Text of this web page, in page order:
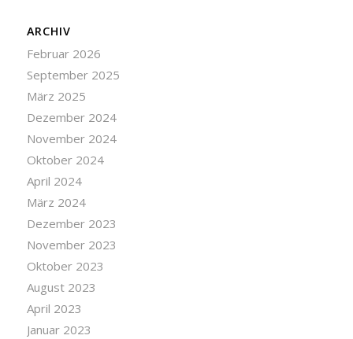
ARCHIV
Februar 2026
September 2025
März 2025
Dezember 2024
November 2024
Oktober 2024
April 2024
März 2024
Dezember 2023
November 2023
Oktober 2023
August 2023
April 2023
Januar 2023